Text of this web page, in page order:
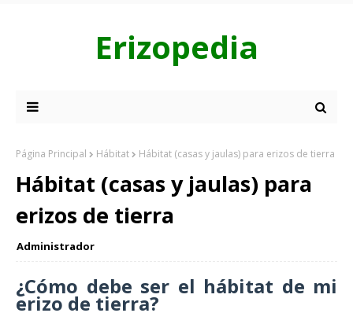
Erizopedia
Página Principal Hábitat Hábitat (casas y jaulas) para erizos de tierra
Hábitat (casas y jaulas) para
erizos de tierra
Administrador
¿Cómo debe ser el hábitat de mi
erizo de tierra?